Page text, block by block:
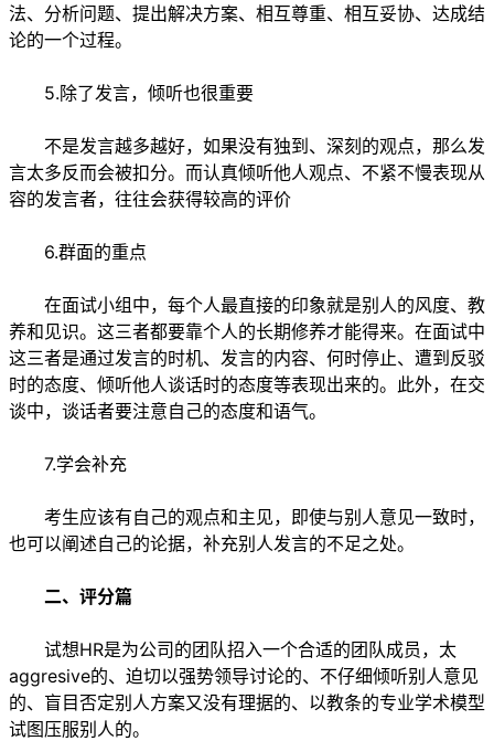
法、分析问题、提出解决方案、相互尊重、相互妥协、达成结
论的一个过程。
5.除了发言，倾听也很重要
不是发言越多越好，如果没有独到、深刻的观点，那么发
言太多反而会被扣分。而认真倾听他人观点、不紧不慢表现从
容的发言者，往往会获得较高的评价
6.群面的重点
在面试小组中，每个人最直接的印象就是别人的风度、教
养和见识。这三者都要靠个人的长期修养才能得来。在面试中
这三者是通过发言的时机、发言的内容、何时停止、遭到反驳
时的态度、倾听他人谈话时的态度等表现出来的。此外，在交
谈中，谈话者要注意自己的态度和语气。
7.学会补充
考生应该有自己的观点和主见，即使与别人意见一致时，
也可以阐述自己的论据，补充别人发言的不足之处。
二、评分篇
试想HR是为公司的团队招入一个合适的团队成员，太
aggresive的、迫切以强势领导讨论的、不仔细倾听别人意见
的、盲目否定别人方案又没有理据的、以教条的专业学术模型
试图压服别人的。